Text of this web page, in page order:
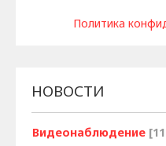
Политика
НОВОСТИ
Видеонаблюдение